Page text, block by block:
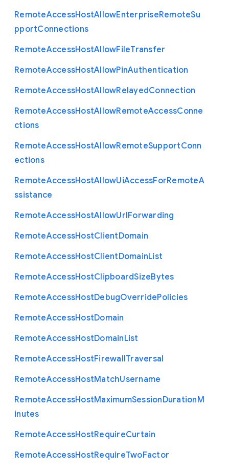
RemoteAccessHostAllowEnterpriseRemoteSu
pportConnections
RemoteAccessHostAllowFileTransfer
RemoteAccessHostAllowPinAuthentication
RemoteAccessHostAllowRelayedConnection
RemoteAccessHostAllowRemoteAccessConne
ctions
RemoteAccessHostAllowRemoteSupportConn
ections
RemoteAccessHostAllowUiAccessForRemoteA
ssistance
RemoteAccessHostAllowUrlForwarding
RemoteAccessHostClientDomain
RemoteAccessHostClientDomainList
RemoteAccessHostClipboardSizeBytes
RemoteAccessHostDebugOverridePolicies
RemoteAccessHostDomain
RemoteAccessHostDomainList
RemoteAccessHostFirewallTraversal
RemoteAccessHostMatchUsername
RemoteAccessHostMaximumSessionDurationM
inutes
RemoteAccessHostRequireCurtain
RemoteAccessHostRequireTwoFactor